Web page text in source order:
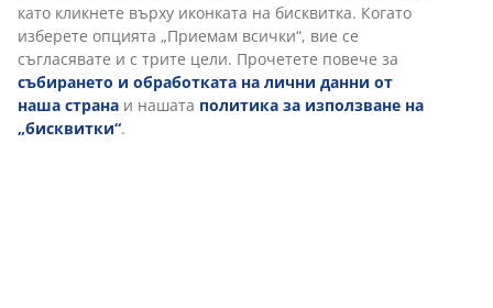
Характеристики
Отзиви
(47
като кликнете върху иконката на бисквитка. Когато
изберете опцията „Приемам всички“, вие се
съгласявате и с трите цели. Прочетете повече за
събирането и обработката на лични данни от
наша страна и нашата политика за използване на
„бисквитки“.